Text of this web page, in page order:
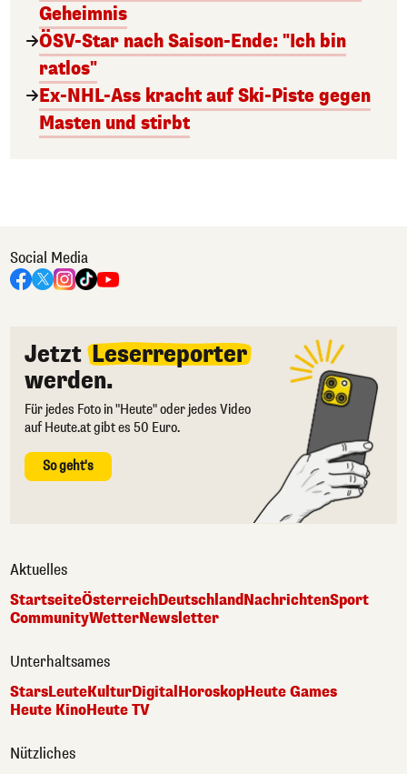
Geheimnis
ÖSV-Star nach Saison-Ende: "Ich bin
ratlos"
Ex-NHL-Ass kracht auf Ski-Piste gegen
Masten und stirbt
Social Media
Jetzt Leserreporter
werden.
Für jedes Foto in "Heute" oder jedes Video
auf Heute.at gibt es 50 Euro.
So geht's
Aktuelles
StartseiteÖsterreichDeutschlandNachrichtenSport
CommunityWetterNewsletter
Unterhaltsames
StarsLeuteKulturDigitalHoroskopHeute Games
Heute KinoHeute TV
Nützliches